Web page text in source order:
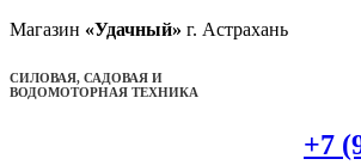
Магазин «Удачный» г. Астрахань
СИЛОВАЯ, САДОВАЯ И
ВОДОМОТОРНАЯ ТЕХНИКА
+7